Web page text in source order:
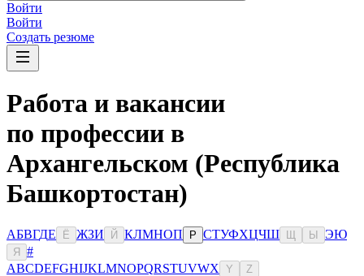
Войти
Войти
Создать резюме
Работа и вакансии
по профессии в
Архангельском (Республика
Башкортостан)
АБВГДЕ Ё ЖЗИ Й КЛМНОП Р СТУФХЦЧШ Ы ЭЮ
Я
#
ABCDEFGHIJKLMNOPQRSTUVWX Y Z